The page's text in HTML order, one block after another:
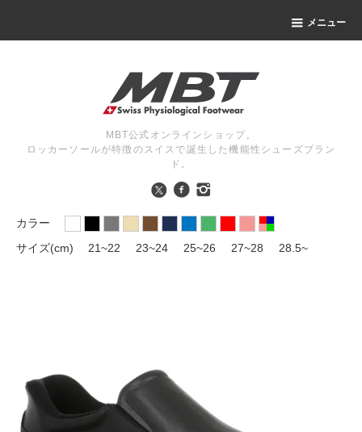
メニュー
MBT公式オンラインショップ。
ロッカーソールが特徴のスイスで誕生した機能性シューズブラン
ド。
カラー
サイズ(cm)
21~22 23~24 25~26 27~28 28.5~